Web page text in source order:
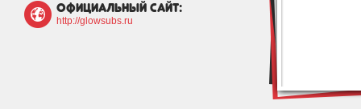
официальный сайт:
http://glowsubs.ru